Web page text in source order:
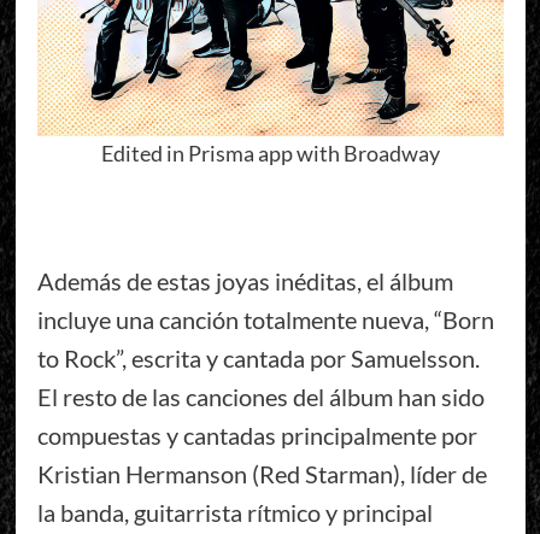
Edited in Prisma app with Broadway
Además de estas joyas inéditas, el álbum
incluye una canción totalmente nueva, “Born
to Rock”, escrita y cantada por Samuelsson.
El resto de las canciones del álbum han sido
compuestas y cantadas principalmente por
Kristian Hermanson (Red Starman), líder de
la banda, guitarrista rítmico y principal